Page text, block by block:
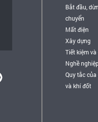
Bắt đầu,
chuyển
Mất điện
Xây dựng
Tiết kiệm
Nghề
Quy tắc
và khí đốt